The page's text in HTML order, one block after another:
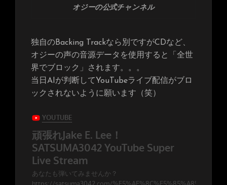
オジーの公式チャンネル
独自のBacking Trackなら別ですがCDなど、
オジーの声の音源データを使用すると「全世
界でブロック」されます。。。
当日AIが判断してYouTubeライブ配信がブロ
ックされないように願います（笑）